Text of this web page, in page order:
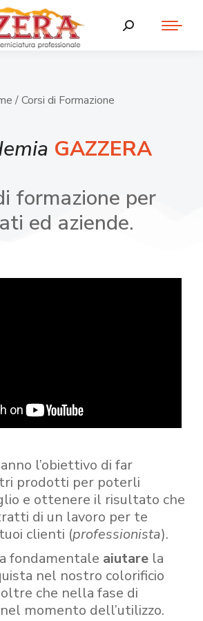
/ Corsi di Formazione
GAZZERA
formazione per
ed aziende.
l’obiettivo di far
prodotti per poterli
e ottenere il risultato che
di un lavoro per te
clienti (professionista).
fondamentale aiutare la
nel nostro colorificio
che nella fase di
momento dell’utilizzo.